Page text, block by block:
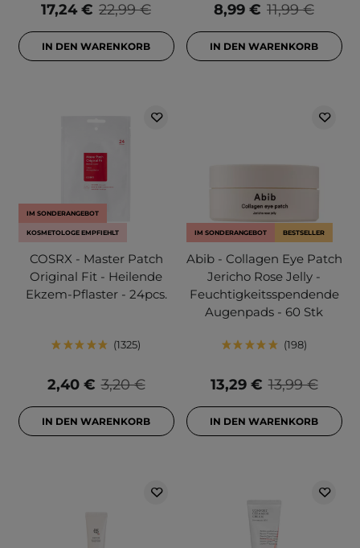
22,99 €
17,24 €
IN DEN WARENKORB
11,99 €
8,99 €
IN DEN WARENKORB
IM SONDERANGEBOT
KOSMETOLOGE EMPFIEHLT
COSRX - Master Patch
Original Fit - Heilende
Ekzem-Pflaster - 24pcs.
1325
3,20 €
2,40 €
IN DEN WARENKORB
IM SONDERANGEBOT BESTSELLER
Abib - Collagen Eye Patch
Jericho Rose Jelly -
Feuchtigkeitsspendende
Augenpads - 60 Stk
198
13,99 €
13,29 €
IN DEN WARENKORB